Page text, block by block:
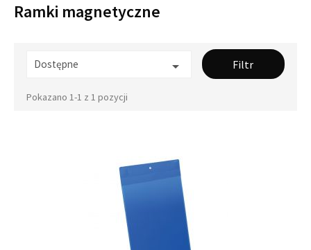
Ramki magnetyczne
Dostępne  Filtr
Pokazano 1-1 z 1 pozycji